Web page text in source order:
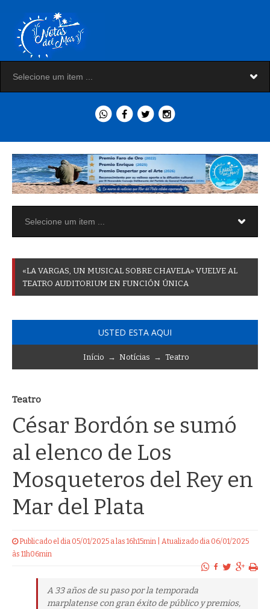
«LA VARGAS UN MUSICAL SOBRE CHAVELA» VUELVE AL
TEATRO AUDITORIUM EN FUNCIÓN ÚNICA
USTED ESTA AQUI
Início → Notícias → Teatro
Teatro
César Bordón se sumó
al elenco de Los
Mosqueteros del Rey en
Mar del Plata
Publicado el dia 05/01/2025 a las 16h15min | Atualizado dia 06/01/2025
às 11h06min
A 33 años de su paso por la temporada
marplatense con gran éxito de público y premios,